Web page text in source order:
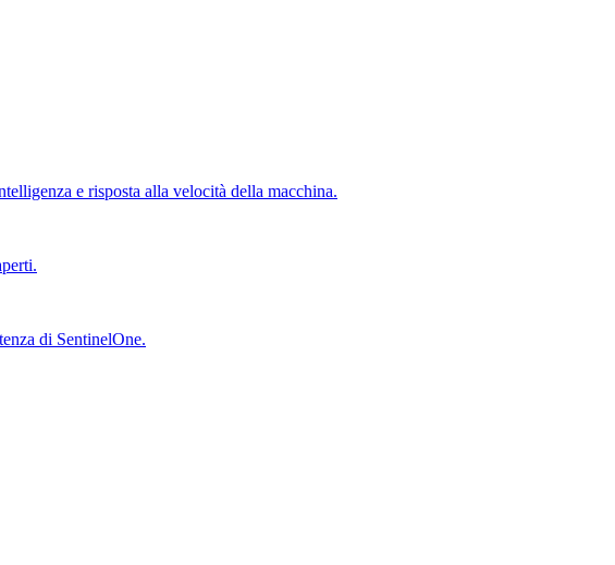
e risposta alla velocità della macchina.
di SentinelOne.